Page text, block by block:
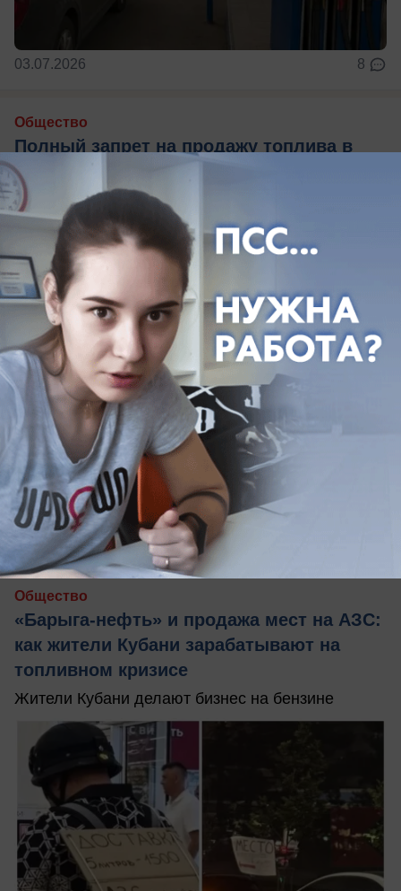
03.07.2026 8
Общество
Полный запрет на продажу топлива в
канистры собираются ввести на Кубани
Жителей Кубани попросили сократить расходы
топлива
02.07.2026
Общество
«Барыга-нефть» и продажа мест на АЗС:
как жители Кубани зарабатывают на
топливном кризисе
Жители Кубани делают бизнес на бензине